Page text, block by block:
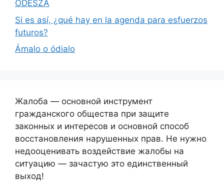
ODESZA
Si es así, ¿qué hay en la agenda para esfuerzos
futuros?
Ámalo o ódialo
Жалоба — основной инструмент
гражданского общества при защите
законных и интересов и основной способ
восстановления нарушенных прав. Не нужно
недооценивать воздействие жалобы на
ситуацию — зачастую это единственный
выход!